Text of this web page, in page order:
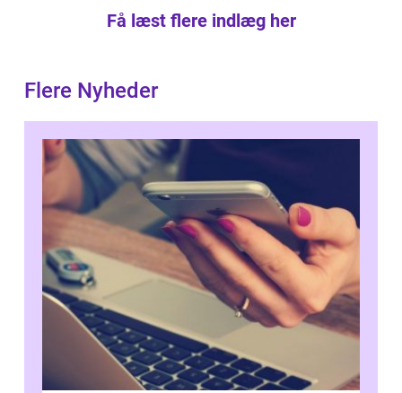
Få læst flere indlæg her
Flere Nyheder